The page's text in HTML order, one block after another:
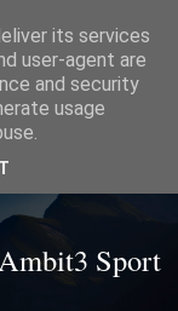
Sport
its services
user-agent are
and security
usage